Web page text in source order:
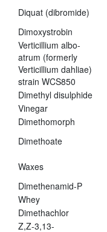
Diquat (dibromide)
Dimoxystrobin
Verticillium albo-
atrum (formerly
Verticillium dahliae)
strain WCS850
Dimethyl disulphide
Vinegar
Dimethomorph
Dimethoate
Waxes
Dimethenamid-P
Whey
Dimethachlor
Z,Z-3,13-